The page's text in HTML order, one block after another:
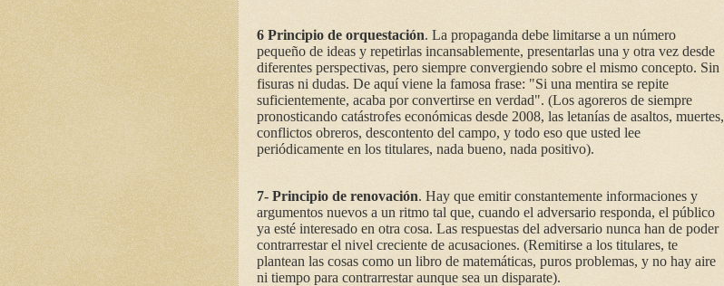
6­ Principio de orquestación. La propaganda debe limitarse a un número
pequeño de ideas y repetirlas incansablemente, presentarlas una y otra vez desde
diferentes perspectivas, pero siempre convergiendo sobre el mismo concepto. Sin
fisuras ni dudas. De aquí viene la famosa frase: "Si una mentira se repite
suficientemente, acaba por convertirse en verdad". (Los agoreros de siempre
pronosticando catástrofes económicas desde 2008, las letanías de asaltos, muertes,
conflictos obreros, descontento del campo, y todo eso que usted lee
periódicamente en los titulares, nada bueno, nada positivo).
7- Principio de renovación. Hay que emitir constantemente informaciones y
argumentos nuevos a un ritmo tal que, cuando el adversario responda, el público
ya esté interesado en otra cosa. Las respuestas del adversario nunca han de poder
contrarrestar el nivel creciente de acusaciones. (Remitirse a los titulares, te
plantean las cosas como un libro de matemáticas, puros problemas, y no hay aire
ni tiempo para contrarrestar aunque sea un disparate).